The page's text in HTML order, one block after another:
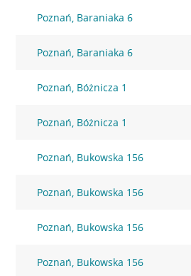
Poznań, Baraniaka 6
Poznań, Baraniaka 6
Poznań, Bóżnicza 1
Poznań, Bóżnicza 1
Poznań, Bukowska 156
Poznań, Bukowska 156
Poznań, Bukowska 156
Poznań, Bukowska 156